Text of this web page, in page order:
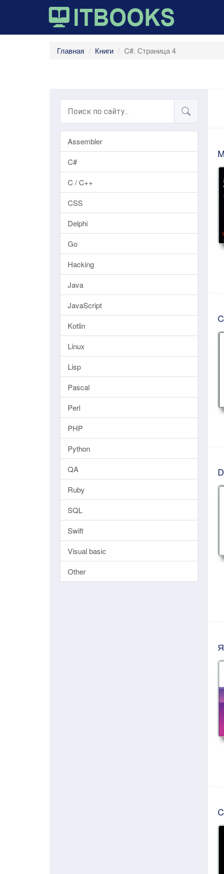
Главная Книги C#. Страница 4
Assembler
C#
C / C++
CSS
Delphi
Go
Hacking
Java
JavaScript
Kotlin
Linux
Lisp
Pascal
Perl
PHP
Python
QA
Ruby
SQL
Swift
Visual basic
Other